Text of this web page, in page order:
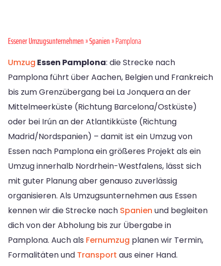
Essener Umzugsunternehmen»Spanien» Pamplona
Umzug Essen Pamplona: die Strecke nach
Pamplona führt über Aachen, Belgien und Frankreich
bis zum Grenzübergang bei La Jonquera an der
Mittelmeerküste (Richtung Barcelona/Ostküste)
oder bei Irún an der Atlantikküste (Richtung
Madrid/Nordspanien) – damit ist ein Umzug von
Essen nach Pamplona ein größeres Projekt als ein
Umzug innerhalb Nordrhein-Westfalens, lässt sich
mit guter Planung aber genauso zuverlässig
organisieren. Als Umzugsunternehmen aus Essen
kennen wir die Strecke nach Spanien und begleiten
dich von der Abholung bis zur Übergabe in
Pamplona. Auch als Fernumzug planen wir Termin,
Formalitäten und Transport aus einer Hand.